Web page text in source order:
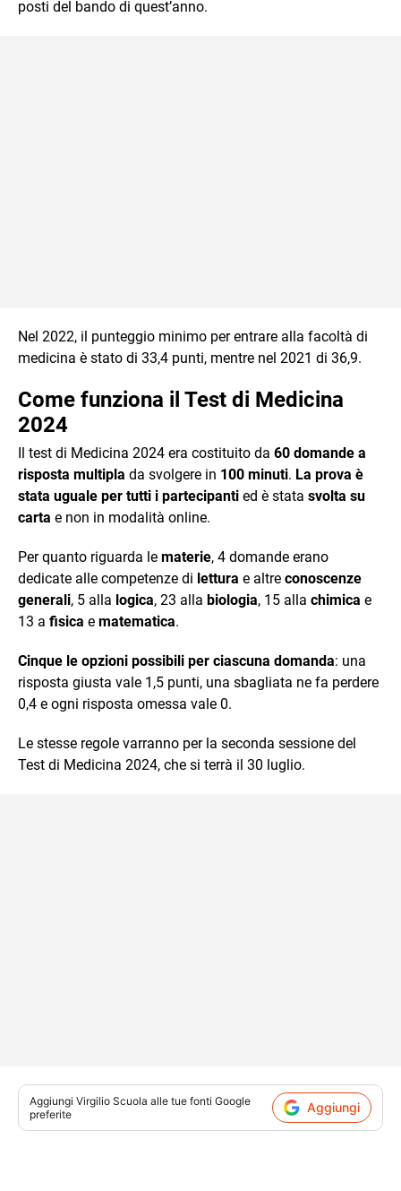
posti del bando di quest’anno.
Nel 2022, il punteggio minimo per entrare alla facoltà di
medicina è stato di 33,4 punti, mentre nel 2021 di 36,9.
Come funziona il Test di Medicina
2024
Il test di Medicina 2024 era costituito da 60 domande a
risposta multipla da svolgere in 100 minuti. La prova è
stata uguale per tutti i partecipanti ed è stata svolta su
carta e non in modalità online.
Per quanto riguarda le materie, 4 domande erano
dedicate alle competenze di lettura e altre conoscenze
generali, 5 alla logica, 23 alla biologia, 15 alla chimica e
13 a fisica e matematica.
Cinque le opzioni possibili per ciascuna domanda: una
risposta giusta vale 1,5 punti, una sbagliata ne fa perdere
0,4 e ogni risposta omessa vale 0.
Le stesse regole varranno per la seconda sessione del
Test di Medicina 2024, che si terrà il 30 luglio.
Aggiungi Virgilio Scuola alle tue fonti Google
preferite
Aggiungi